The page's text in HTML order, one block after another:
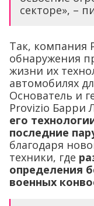
секторе», –
Так, компания
обнаружения
жизни их
автомобилях
Основатель и
Provizio Барри
его
последние
благодаря
техники, где
определения
военных